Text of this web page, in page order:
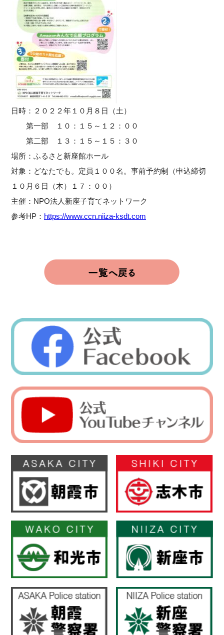
日時：２０２２年１０月８日（土）
第一部 １０：１５～１２：００
第二部 １３：１５～１５：３０
場所：ふるさと新座館ホール
対象：どなたでも。定員１００名。事前予約制（申込締切
１０月６日（木）１７：００）
主催：NPO法人新座子育てネットワーク
参考HP： https://www.ccn.niiza-ksdt.com